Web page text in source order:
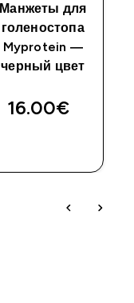
Манжеты для
голеностопа
Myprotein —
черный цвет
16.00€‎